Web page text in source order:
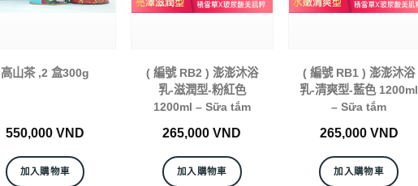
高山茶 ,2 盒300g
550,000 VND
加入購物車
( 編號 RB2 ) 澎澎沐浴
乳-滋潤型-粉紅色
1200ml – Sữa tắm
265,000VND
加入購物車
( 編號 RB1 ) 澎澎沐浴
乳-清爽型-藍色 1200ml
– Sữa tắm
265,000 VND
加入購物車